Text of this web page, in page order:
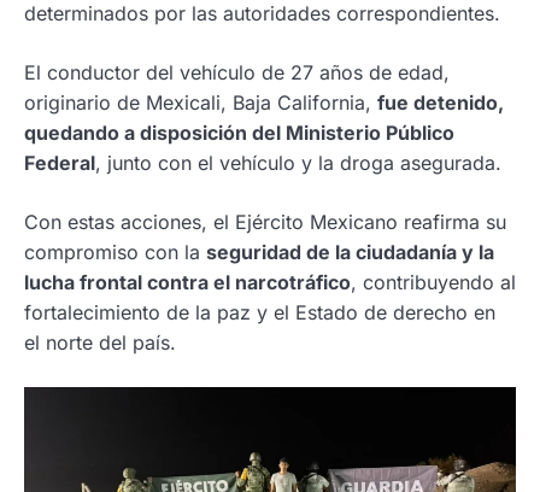
determinados por las autoridades correspondientes.
El conductor del vehículo de 27 años de edad,
originario de Mexicali, Baja California, fue detenido,
quedando a disposición del Ministerio Público
Federal, junto con el vehículo y la droga asegurada.
Con estas acciones, el Ejército Mexicano reafirma su
compromiso con la seguridad de la ciudadanía y la
lucha frontal contra el narcotráfico, contribuyendo al
fortalecimiento de la paz y el Estado de derecho en
el norte del país.